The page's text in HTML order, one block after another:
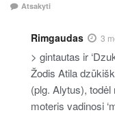
Atsakyti
Rimgaudas 3
> gintautas ir
Žodis Atila
(plg. Alytus),
moteris vadinosi